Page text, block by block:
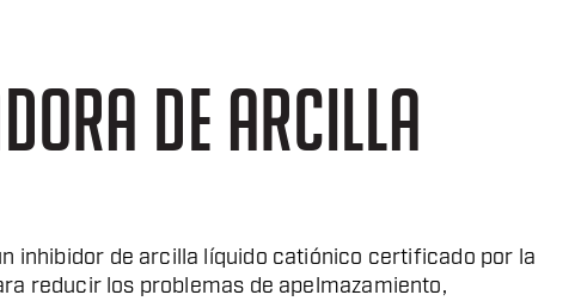
DE ARCILLA
inhibidor de arcilla líquido catiónico certificado por la
reducir los problemas de apelmazamiento,